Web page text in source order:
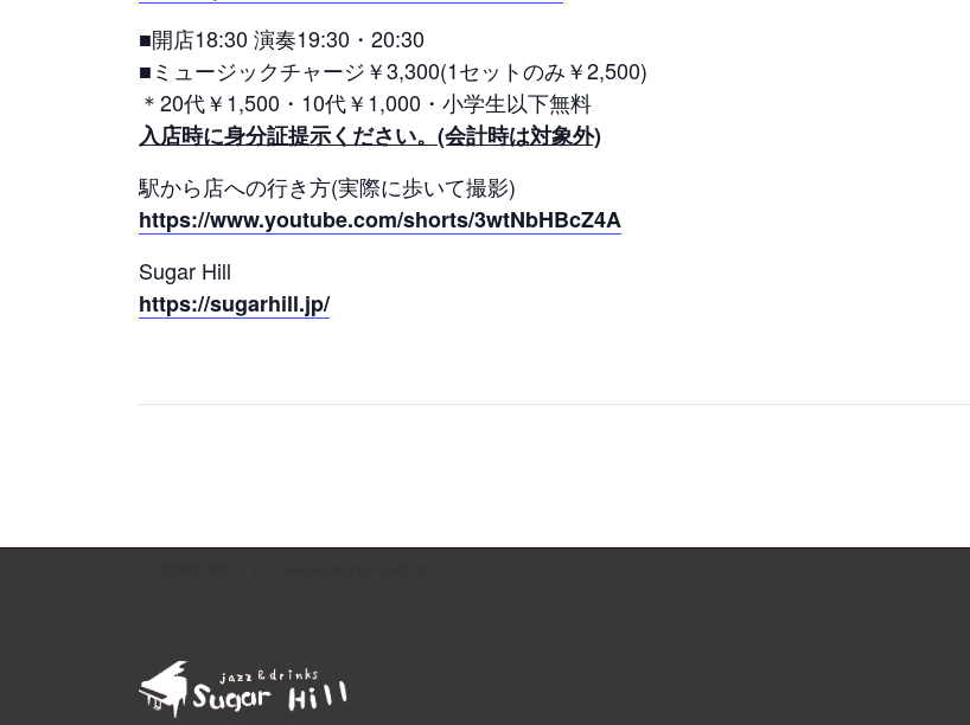
■開店18:30 演奏19:30・20:30
■ミュージックチャージ￥3,300(1セットのみ￥2,500)
＊20代￥1,500・10代￥1,000・小学生以下無料
入店時に身分証提示ください。(会計時は対象外)
駅から店への行き方(実際に歩いて撮影)
https://www.youtube.com/shorts/3wtNbHBcZ4A
Sugar Hill
https://sugarhill.jp/